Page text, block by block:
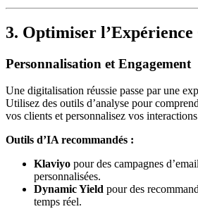
3. Optimiser
Personnalisation et Engagement
Une digitalisation réussie passe par une
Utilisez des outils d’analyse pour
vos clients et personnalisez vos
Outils d’IA recommandés :
Klaviyo pour des campagnes
personnalisées.
Dynamic Yield pour des
temps réel.